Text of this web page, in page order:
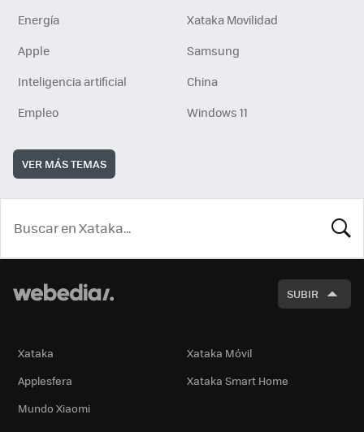
Energía
Xataka Movilidad
Apple
Samsung
Inteligencia artificial
China
Empleo
Windows 11
VER MÁS TEMAS
SUBIR
Xataka
Xataka Móvil
Applesfera
Xataka Smart Home
Mundo Xiaomi